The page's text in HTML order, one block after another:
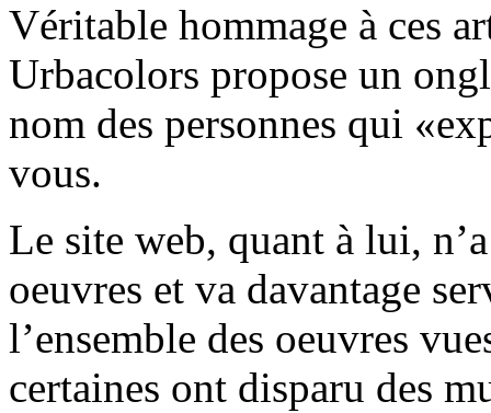
Véritable hommage à ces
Urbacolors propose un
nom des personnes qui
vous.
Le site web, quant à lui,
oeuvres et va davantage
l’ensemble des oeuvres
certaines ont disparu des